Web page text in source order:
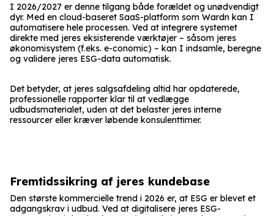
I 2026/2027 er denne tilgang både forældet og unødvendigt
dyr. Med en cloud-baseret SaaS-platform som Wardn kan I
automatisere hele processen. Ved at integrere systemet
direkte med jeres eksisterende værktøjer – såsom jeres
økonomisystem (f.eks. e-conomic) – kan I indsamle, beregne
og validere jeres ESG-data automatisk.
Det betyder, at jeres salgsafdeling altid har opdaterede,
professionelle rapporter klar til at vedlægge
udbudsmaterialet, uden at det belaster jeres interne
ressourcer eller kræver løbende konsulenttimer.
Fremtidssikring af jeres kundebase
Den største kommercielle trend i 2026 er, at ESG er blevet et
adgangskrav i udbud. Ved at digitalisere jeres ESG-